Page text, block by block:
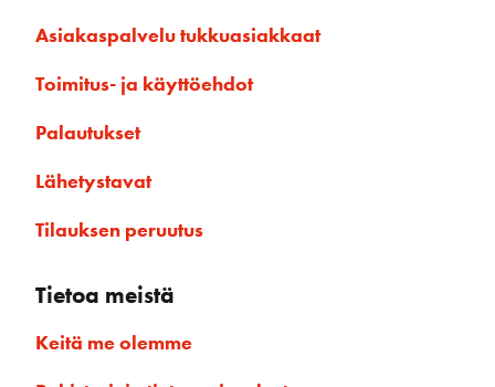
Asiakaspalvelu tukkuasiakkaat
Toimitus- ja käyttöehdot
Palautukset
Lähetystavat
Tilauksen peruutus
Tietoa meistä
Keitä me olemme